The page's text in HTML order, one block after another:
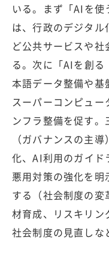
いる。まず「AIを
は、行政のデジタ
ど公共サービスや
る。次に「AIを創
本語データ整備や基
スーパーコンピュ
ンフラ整備を促す
（ガバナンスの主
化、AI利用のガイド
悪用対策の強化を
する（社会制度の
材育成、リスキリン
社会制度の見直しな